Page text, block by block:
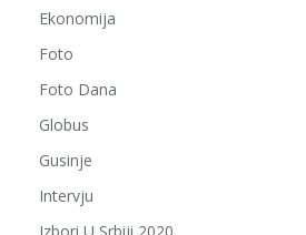
Ekonomija
Foto
Foto Dana
Globus
Gusinje
Intervju